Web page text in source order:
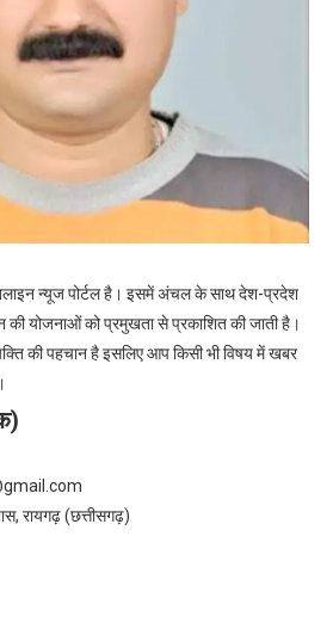
न्यूज पोर्टल है। इसमें अंचल के साथ देश-प्रदेश
की योजनाओं को प्रमुखता से प्रकाशित की जाती है।
की पहचान है इसलिए आप किसी भी विषय में खबर
रायगढ़ (छत्तीसगढ़)